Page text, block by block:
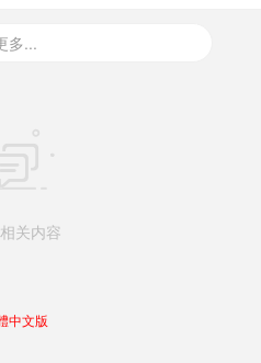
多...
关内容
中文版